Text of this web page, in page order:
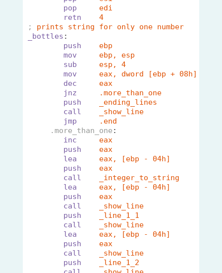
pop
edi
retn
4
;
prints string for only one number
_bottles :
push
ebp                       ;
mov
ebp, esp
sub
esp, 4                    ;
mov
eax, dword [ebp + 08h]
dec
eax                       ;
jnz
.more_than_one
push
_ending_lines
call
_show_line
jmp
.end                      ;
.more_than_one :
inc
eax                       ;
push
eax                       ;
lea
eax, [ebp - 04h]
push
eax                       ;
call
_integer_to_string
lea
eax, [ebp - 04h]
push
eax
call
_show_line
push
_line_1_1
call
_show_line                ;
lea
eax, [ebp - 04h]
push
eax
call
_show_line
push
_line_1_2